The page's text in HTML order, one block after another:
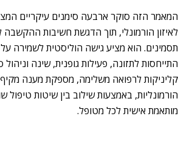
המאמר הזה סוקר ארבעה סימנים עיקריים
לאיזון הורמונלי, תוך הדגשת חשיבות ההקשבה
תסמינים. הוא מציע גישה הוליסטית לשמירה על
התייחסות לתזונה, פעילות גופנית, שינה
קליניקות לרפואה משלימה, מספקת מענה מקיף
הורמונליות, באמצעות שילוב בין שיטות טיפול
מותאמת אישית לכל מטופל.